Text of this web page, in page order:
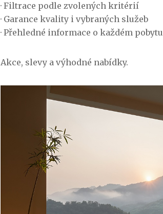
· Filtrace podle zvolených kritérií
· Garance kvality i vybraných služeb
· Přehledné informace o každém pobytu
Akce, slevy a výhodné nabídky.